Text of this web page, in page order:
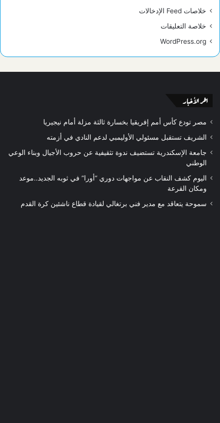
خلاصات Feed الإدخالات
خلاصة التعليقات
WordPress.org
اخر الأخبار
مصر تودع كأس أمم إفريقيا بخسارة ثالثة مزلة أمام نيجيريا
الشريف تستقبل مسئولي الأوليمبي لدعم النادي في أزمته
جامعة الإسكندرية تستضيف ندوة تثقيفية عن حروب الأجيال وبناء الوعي
الوطني
اليوم كشف النقاب عن مواجهات دوري “أورا” في ثوبه الجديد..موعد
ومكان القرعة
سموحة يتعاقد مع مدير فني برتغالي لقيادة قطاع ناشئين كرة القدم